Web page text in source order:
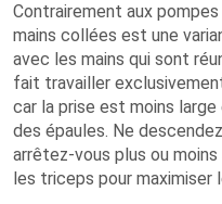
Contrairement aux
mains collées est une
avec les mains qui sont
fait travailler
car la prise est moins
des épaules. Ne
arrêtez-vous plus ou
les triceps pour maximiser